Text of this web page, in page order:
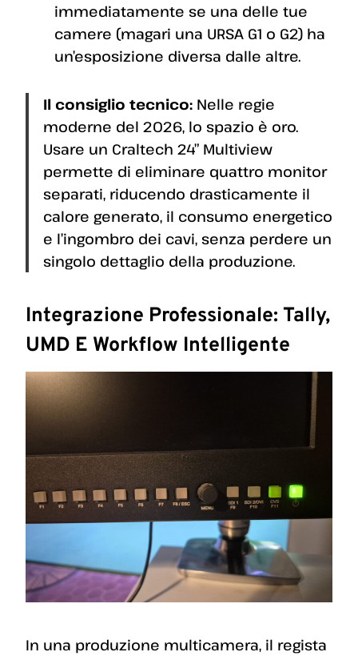
immediatamente se una delle tue
camere (magari una URSA G1 o G2) ha
un’esposizione diversa dalle altre.
Il consiglio tecnico: Nelle regie
moderne del 2026, lo spazio è oro.
Usare un Craltech 24” Multiview
permette di eliminare quattro monitor
separati, riducendo drasticamente il
calore generato, il consumo energetico
e l’ingombro dei cavi, senza perdere un
singolo dettaglio della produzione.
Integrazione Professionale: Tally,
UMD E Workflow Intelligente
In una produzione multicamera, il regista